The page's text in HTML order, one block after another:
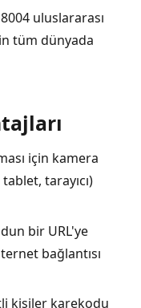
uluslararası
tüm dünyada
için kamera
tarayıcı)
bir URL'ye
bağlantısı
kişiler karekodu